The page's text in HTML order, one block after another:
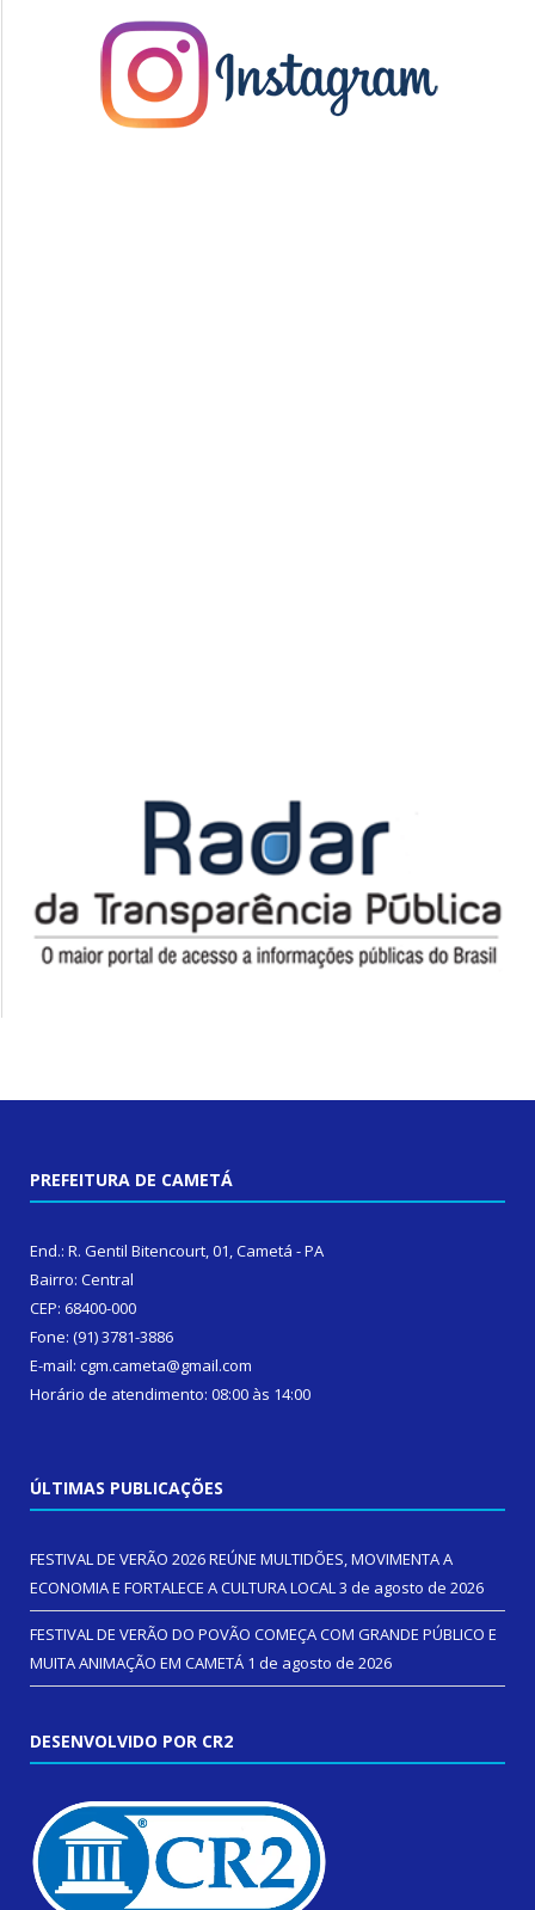
PREFEITURA DE CAMETÁ
End.: R. Gentil Bitencourt, 01, Cametá - PA
Bairro: Central
CEP: 68400-000
Fone: (91) 3781-3886
E-mail: cgm.cameta@gmail.com
Horário de atendimento: 08:00 às 14:00
ÚLTIMAS PUBLICAÇÕES
FESTIVAL DE VERÃO 2026 REÚNE MULTIDÕES, MOVIMENTA A
ECONOMIA E FORTALECE A CULTURA LOCAL3 de agosto de 2026
FESTIVAL DE VERÃO DO POVÃO COMEÇA COM GRANDE PÚBLICO E
MUITA ANIMAÇÃO EM CAMETÁ 1 de agosto de 2026
DESENVOLVIDO POR CR2